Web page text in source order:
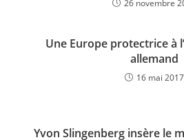
26 novembre
Une Europe protectrice à
allemand
16 mai 2017
Yvon Slingenberg insère le